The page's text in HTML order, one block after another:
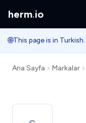
herm.io
🌐This page is in Turkish.
Ana Sayfa Markalar